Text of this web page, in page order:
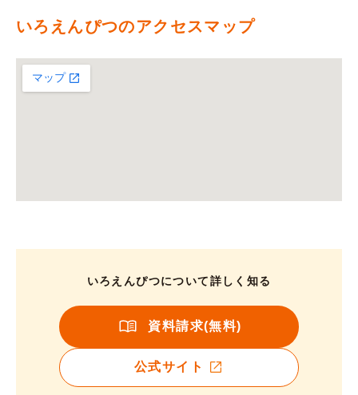
いろえんぴつのアクセスマップ
いろえんぴつについて詳しく知る
資料請求(無料)
公式サイト